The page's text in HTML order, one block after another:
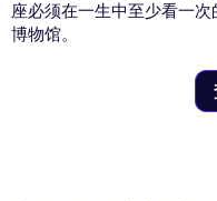
座必须在一生中至少看一次
博物馆。